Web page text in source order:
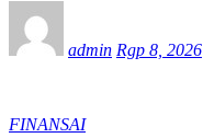
admin Rgp 8, 2026
FINANSAI